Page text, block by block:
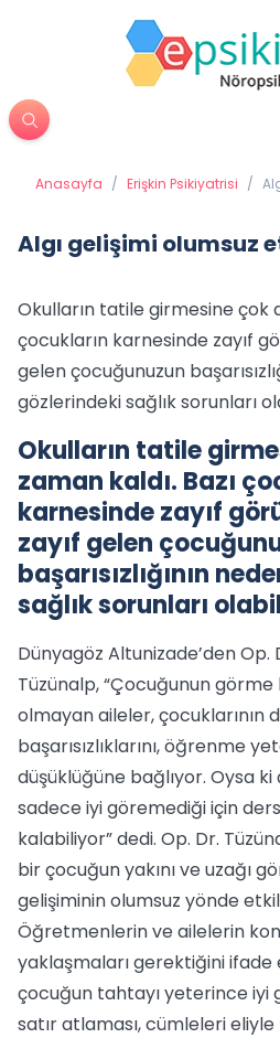
Anasayfa / Erişkin Psikiyatrisi /
Algı gelişimi olumsuz
Okulların tatile girmesine çok
çocukların karnesinde zayıf
gelen çocuğunuzun
gözlerindeki sağlık sorunları
Okulların tatile
zaman kaldı. Bazı
karnesinde zayıf
zayıf gelen
başarısızlığının
sağlık sorunları
Dünyagöz Altunizade’den
Tüzünalp, “Çocuğunun
olmayan aileler, çocuklarının
başarısızlıklarını, öğrenme
düşüklüğüne bağlıyor. Oysa
sadece iyi göremediği için
kalabiliyor” dedi. Op. Dr.
bir çocuğun yakını ve uzağı
gelişiminin olumsuz yönde
Öğretmenlerin ve ailelerin
yaklaşmaları gerektiğini ifade
çocuğun tahtayı yeterince iyi
satır atlaması, cümleleri